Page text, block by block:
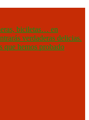
biciletas… en
verdaderas delicias.
que hemos probado